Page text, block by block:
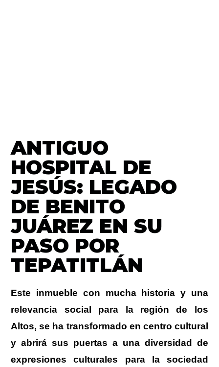
ANTIGUO
HOSPITAL DE
JESÚS: LEGADO
DE BENITO
JUÁREZ EN SU
PASO POR
TEPATITLÁN
Este inmueble con mucha historia y una
relevancia social para la región de los
Altos, se ha transformado en centro cultural
y abrirá sus puertas a una diversidad de
expresiones culturales para la sociedad